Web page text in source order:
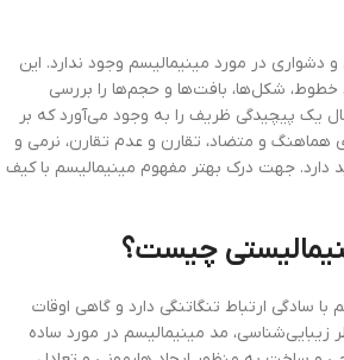
دشواری در مورد مینیمالیسم وجود ندارد. این
شکل‌ها، بافت‌ها و حجم‌ها را بررسی
پیچیدگی ظریف را به وجود می‌آورد که بر
هماهنگ و متضاد، تقارن و عدم تقارن، نرمی و
دارد. جهت درک بهتر مفهوم مینیمالیسم با کیف
چیست؟
سادگی ارتباط تنگاتنگی دارد و گاهی اوقات
زیبایی‌شناسی، مد مینیمالیسم در مورد ساده